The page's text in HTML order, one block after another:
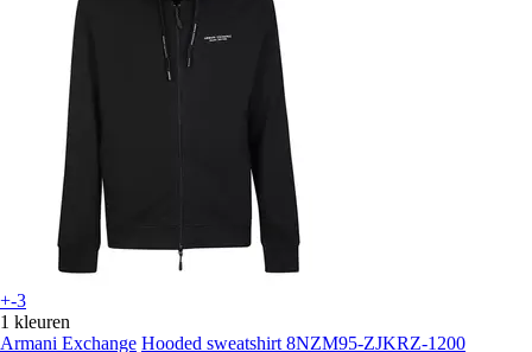
+-3
1 kleuren
Armani Exchange Hooded sweatshirt 8NZM95-ZJKRZ-1200